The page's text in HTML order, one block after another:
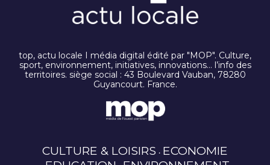
top, actu locale I média digital édité par "MOP". Culture,
sport, environnement, initiatives, innovations… l’info des
territoires. siège social : 43 Boulevard Vauban, 78280
Guyancourt. France.
CULTURE & LOISIRS ECONOMIE